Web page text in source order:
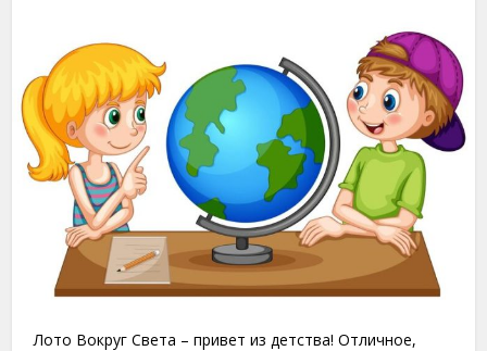
Лото Вокруг Света – привет из детства! Отличное,